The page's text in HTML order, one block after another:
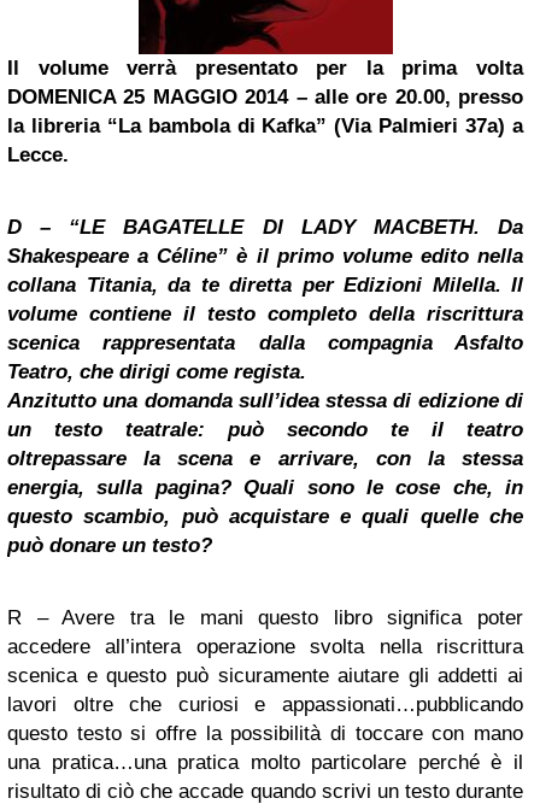
Il volume verrà presentato per la prima volta
DOMENICA 25 MAGGIO 2014 – alle ore 20.00, presso
la libreria “La bambola di Kafka” (Via Palmieri 37a) a
Lecce.
D – “LE BAGATELLE DI LADY MACBETH. Da
Shakespeare a Céline” è il primo volume edito nella
collana Titania, da te diretta per Edizioni Milella. Il
volume contiene il testo completo della riscrittura
scenica rappresentata dalla compagnia Asfalto
Teatro, che dirigi come regista.
Anzitutto una domanda sull’idea stessa di edizione di
un testo teatrale: può secondo te il teatro
oltrepassare la scena e arrivare, con la stessa
energia, sulla pagina? Quali sono le cose che, in
questo scambio, può acquistare e quali quelle che
può donare un testo?
R – Avere tra le mani questo libro significa poter
accedere all’intera operazione svolta nella riscrittura
scenica e questo può sicuramente aiutare gli addetti ai
lavori oltre che curiosi e appassionati…pubblicando
questo testo si offre la possibilità di toccare con mano
una pratica…una pratica molto particolare perché è il
risultato di ciò che accade quando scrivi un testo durante